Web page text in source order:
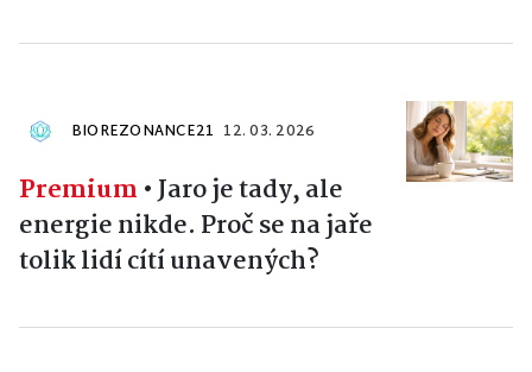
BIOREZONANCE21 12. 03. 2026
Premium •Jaro je tady, ale
energie nikde. Proč se na jaře
tolik lidí cítí unavených?